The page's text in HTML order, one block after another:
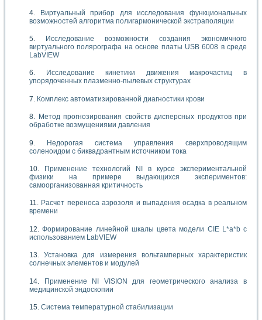
Виртуальный прибор для исследования функциональных
возможностей алгоритма полигармонической экстраполяции
Исследование возможности создания экономичного
виртуального полярографа на основе платы USB 6008 в среде
LabVIEW
Исследование кинетики движения макрочастиц в
упорядоченных плазменно-пылевых структурах
Комплекс автоматизированной диагностики крови
Метод прогнозирования свойств дисперсных продуктов при
обработке возмущениями давления
Недорогая система управления сверхпроводящим
соленоидом с биквадрантным источником тока
Применение технологий NI в курсе экспериментальной
физики на примере выдающихся экспериментов:
самоорганизованная критичность
Расчет переноса аэрозоля и выпадения осадка в реальном
времени
Формирование линейной шкалы цвета модели CIE L*a*b с
использованием LabVIEW
Установка для измерения вольтамперных характеристик
солнечных элементов и модулей
Применение NI VISION для геометрического анализа в
медицинской эндоскопии
Система температурной стабилизации